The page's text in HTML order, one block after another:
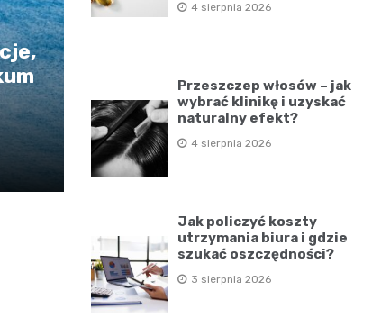
4 sierpnia 2026
Przeszczep włosów – jak
wybrać klinikę i uzyskać
naturalny efekt?
4 sierpnia 2026
Jak policzyć koszty
utrzymania biura i gdzie
szukać oszczędności?
3 sierpnia 2026